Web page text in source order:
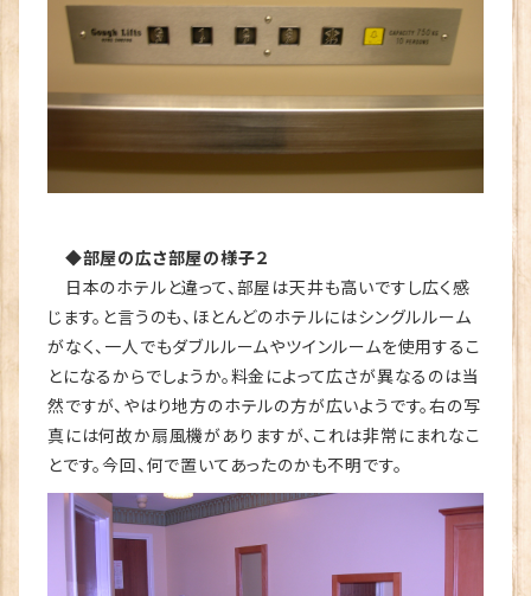
◆部屋の広さ部屋の様子２
日本のホテルと違って、部屋は天井も高いですし広く感
じます。と言うのも、ほとんどのホテルにはシングルルーム
がなく、一人でもダブルルームやツインルームを使用するこ
とになるからでしょうか。料金によって広さが異なるのは当
然ですが、やはり地方のホテルの方が広いようです。右の写
真には何故か扇風機がありますが、これは非常にまれなこ
とです。今回、何で置いてあったのかも不明です。